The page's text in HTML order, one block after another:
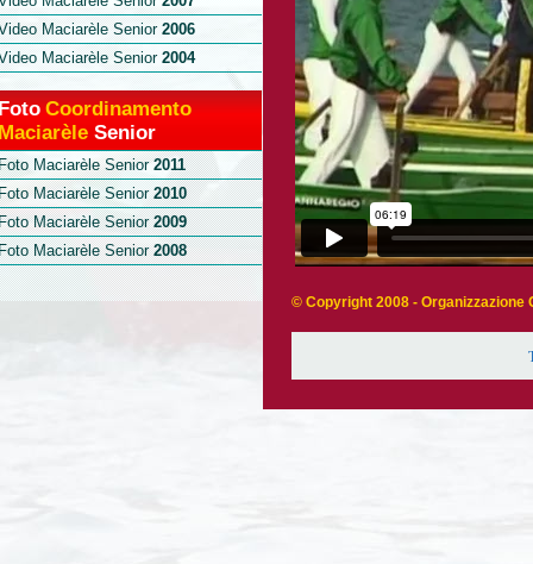
© Copyright 2008 - Organizzazione
Maciarèle Senior 2006
Maciarèle Senior 2004
Coordinamento
Senior
Maciarèle Senior2011
Maciarèle Senior2010
Maciarèle Senior2009
Maciarèle Senior2008